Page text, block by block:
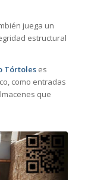
juega un
estructural
Tórtoleses
como entradas
que